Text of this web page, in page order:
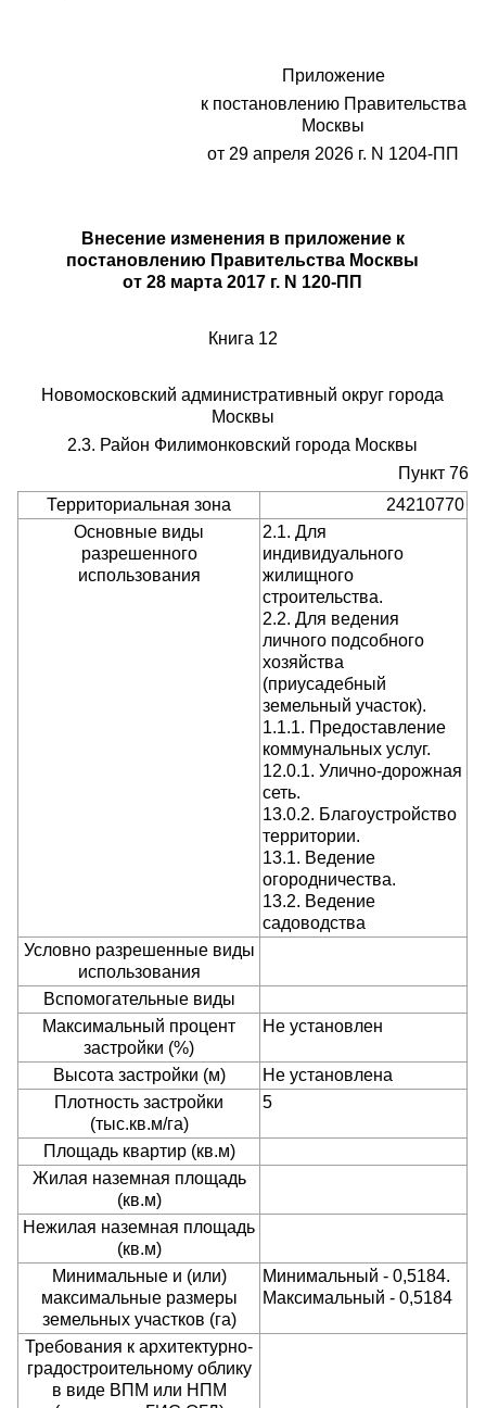
Приложение
к постановлению Правительства
Москвы
от 29 апреля 2026 г. N 1204-ПП
Внесение изменения в приложение к
постановлению Правительства Москвы
от 28 марта 2017 г. N 120-ПП
Книга 12
Новомосковский административный округ города
Москвы
2.3. Район Филимонковский города Москвы
Пункт 76
Территориальная зона
24210770
Основные виды
разрешенного
использования
2.1. Для
индивидуального
жилищного
строительства.
2.2. Для ведения
личного подсобного
хозяйства
(приусадебный
земельный участок).
1.1.1. Предоставление
коммунальных услуг.
12.0.1. Улично-дорожная
сеть.
13.0.2. Благоустройство
территории.
13.1. Ведение
огородничества.
13.2. Ведение
садоводства
Условно разрешенные виды
использования
Вспомогательные виды
Максимальный процент
застройки (%)
Не установлен
Высота застройки (м)
Не установлена
Плотность застройки
(тыс.кв.м/га)
5
Площадь квартир (кв.м)
Жилая наземная площадь
(кв.м)
Нежилая наземная площадь
(кв.м)
Минимальные и (или)
максимальные размеры
земельных участков (га)
Минимальный - 0,5184.
Максимальный - 0,5184
Требования к архитектурно-
градостроительному облику
в виде ВПМ или НПМ